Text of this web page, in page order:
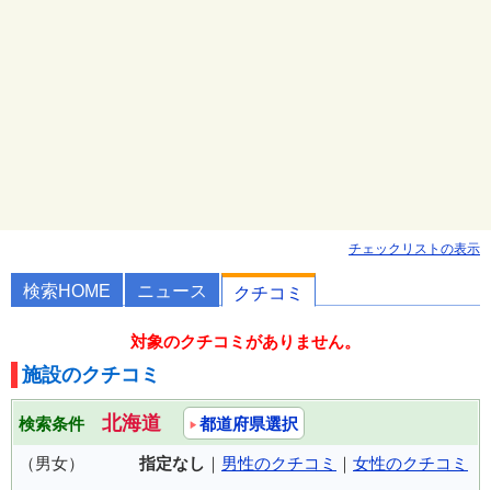
チェックリストの表示
検索HOME ニュース クチコミ
対象のクチコミがありません。
施設のクチコミ
検索条件 北海道 都道府県選択
（男女） 指定なし ｜ 男性のクチコミ ｜ 女性のクチコミ